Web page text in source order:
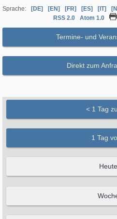
Sprache: [DE] [EN] [FR] [ES] [IT]
RSS 2.0
Atom 1.0
Termine- und
Direkt zum